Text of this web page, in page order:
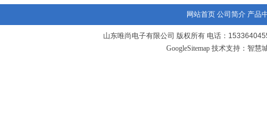
网站首页 公司简介 产品
山东唯尚电子有限公司 版权所有 电话：
GoogleSitemap技术支持： 智慧